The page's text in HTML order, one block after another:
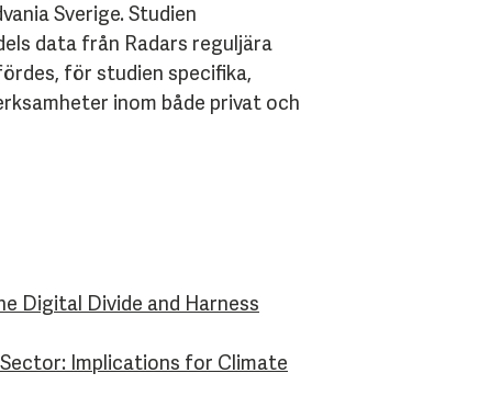
Sverige. Studien
data från Radars reguljära
för studien specifika,
inom både privat och
Digital Divide and Harness
Implications for Climate